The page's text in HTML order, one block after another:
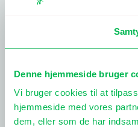
Denne hjemmeside bruger
Vi bruger cookies til at
hjemmeside med vores
dem, eller som de har